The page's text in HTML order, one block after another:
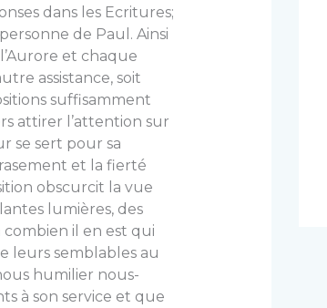
dans les Ecritures;
de Paul. Ainsi
et chaque
assistance, soit
suffisamment
attirer l’at­tention sur
se sert pour sa
et la fierté
obscurcit la vue
lumières, des
il en est qui
leurs semblables au
humilier nous-
à son service et que